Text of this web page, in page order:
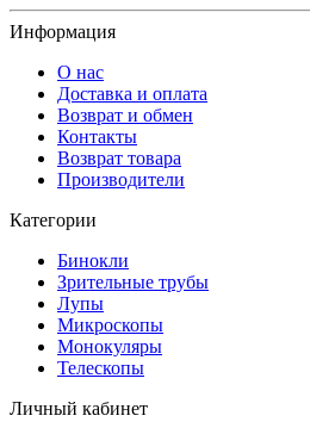
Информация
О нас
Доставка и оплата
Возврат и обмен
Контакты
Возврат товара
Производители
Категории
Бинокли
Зрительные трубы
Лупы
Микроскопы
Монокуляры
Телескопы
Личный кабинет